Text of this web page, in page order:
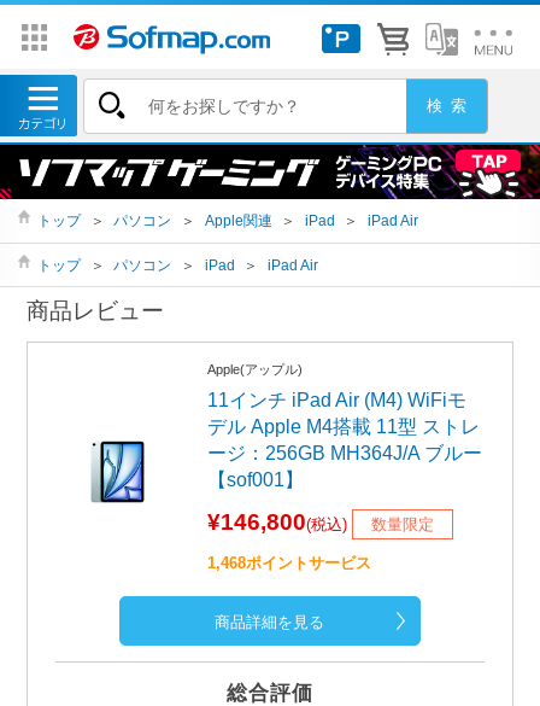
トップ ＞ パソコン ＞ Apple関連 ＞ iPad ＞ iPad Air
トップ ＞ パソコン ＞ iPad ＞ iPad Air
商品レビュー
Apple(アップル)
11インチ iPad Air (M4) WiFiモ
デル Apple M4搭載 11型 ストレ
ージ：256GB MH364J/A ブルー
【sof001】
¥146,800(税込) 数量限定
1,468ポイントサービス
商品詳細を見る
総合評価